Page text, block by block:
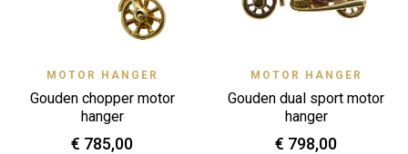
MOTOR HANGER
Gouden chopper motor
hanger
€ 785,00
MOTOR HANGER
Gouden dual sport motor
hanger
€ 798,00